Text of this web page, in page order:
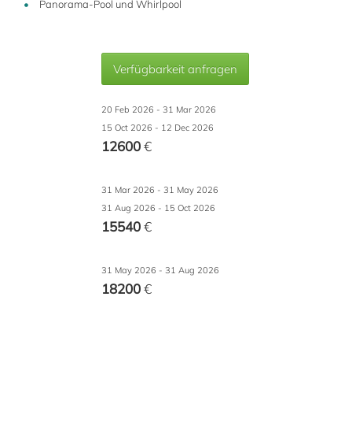
Panorama-Pool und Whirlpool
Verfügbarkeit anfragen
20 Feb 2026 - 31 Mar 2026
15 Oct 2026 - 12 Dec 2026
12600€
31 Mar 2026 - 31 May 2026
31 Aug 2026 - 15 Oct 2026
15540€
31 May 2026 - 31 Aug 2026
18200€